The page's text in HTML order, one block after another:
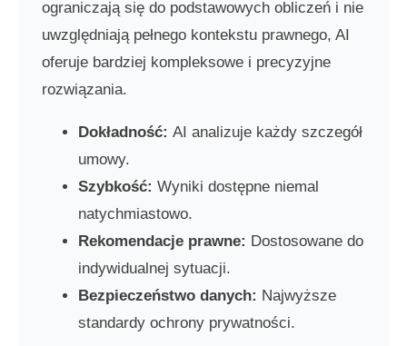
ograniczają się do podstawowych obliczeń i nie
uwzględniają pełnego kontekstu prawnego, AI
oferuje bardziej kompleksowe i precyzyjne
rozwiązania.
Dokładność: AI analizuje każdy szczegół
umowy.
Szybkość: Wyniki dostępne niemal
natychmiastowo.
Rekomendacje prawne: Dostosowane do
indywidualnej sytuacji.
Bezpieczeństwo danych: Najwyższe
standardy ochrony prywatności.